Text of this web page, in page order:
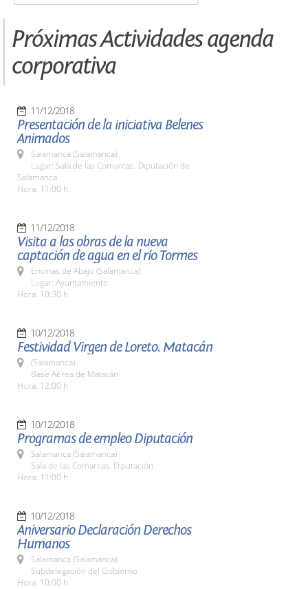
Próximas Actividades agenda
corporativa
11/12/2018
Presentación de la iniciativa Belenes
Animados
Salamanca (Salamanca)
Lugar: Sala de las Comarcas. Diputación de
Salamanca
Hora: 11:00 h.
11/12/2018
Visita a las obras de la nueva
captación de agua en el río Tormes
Encinas de Abajo (Salamanca)
Lugar: Ayuntamiento
Hora: 10:30 h.
10/12/2018
Festividad Virgen de Loreto. Matacán
(Salamanca)
Base Aérea de Matacán
Hora: 12:00 h
10/12/2018
Programas de empleo Diputación
Salamanca (Salamanca)
Sala de las Comarcas. Diputación
Hora: 11:00 h
10/12/2018
Aniversario Declaración Derechos
Humanos
Salamanca (Salamanca)
Subdelegación del Gobierno
Hora: 10:00 h